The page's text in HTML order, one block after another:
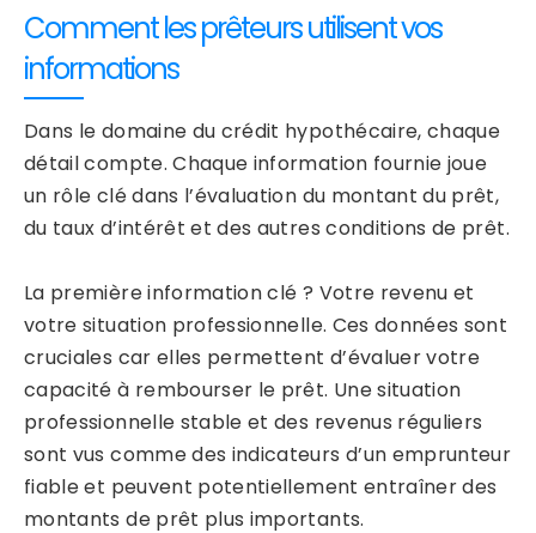
Comment les prêteurs utilisent vos
informations
Dans le domaine du crédit hypothécaire, chaque
détail compte. Chaque information fournie joue
un rôle clé dans l’évaluation du montant du prêt,
du taux d’intérêt et des autres conditions de prêt.
La première information clé ? Votre revenu et
votre situation professionnelle. Ces données sont
cruciales car elles permettent d’évaluer votre
capacité à rembourser le prêt. Une situation
professionnelle stable et des revenus réguliers
sont vus comme des indicateurs d’un emprunteur
fiable et peuvent potentiellement entraîner des
montants de prêt plus importants.